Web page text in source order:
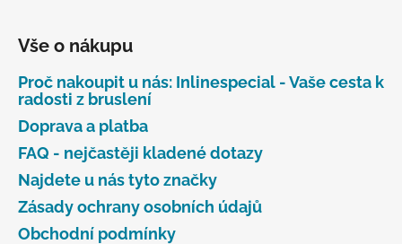
Vše o nákupu
Proč nakoupit u nás: Inlinespecial - Vaše cesta k
radosti z bruslení
Doprava a platba
FAQ - nejčastěji kladené dotazy
Najdete u nás tyto značky
Zásady ochrany osobních údajů
Obchodní podmínky